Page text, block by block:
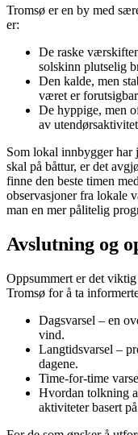
Tromsø er en by med
er:
De raske
solskinn plutselig
Den kalde, men
været er
De hyppige, men
av
Som lokal innbygger har
skal på båttur, er det
finne den beste timen
observasjoner fra lokale
man en mer pålitelig
Avslutning og
Oppsummert er det
Tromsø for å ta
Dagsvarsel – en
vind.
Langtidsvarsel –
dagene.
Time-for-time
Hvordan tolkning
aktiviteter basert